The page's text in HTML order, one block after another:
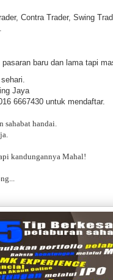
Contra Trader, Swing
baru dan lama tapi
Jaya
6667430 untuk mendaftar.
sahabat handai.
kandungannya Mahal!